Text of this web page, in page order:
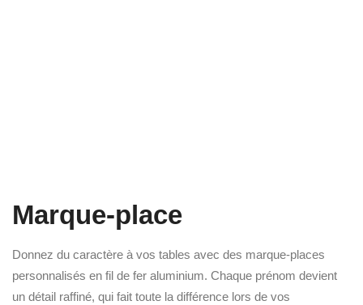
Marque-place
Donnez du caractère à vos tables avec des marque-places
personnalisés en fil de fer aluminium. Chaque prénom devient
un détail raffiné, qui fait toute la différence lors de vos